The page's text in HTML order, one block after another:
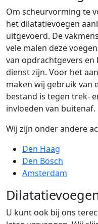
Om scheurvorming te
het dilatatievoegen
uitgevoerd. De
vele malen deze
van opdrachtgevers
dienst zijn. Voor het
maken wij gebruik van
bestand is tegen trek-
invloeden van buitenaf.
Wij zijn onder andere
Den Haag
Den Bosch
Amsterdam
U kunt ook bij ons